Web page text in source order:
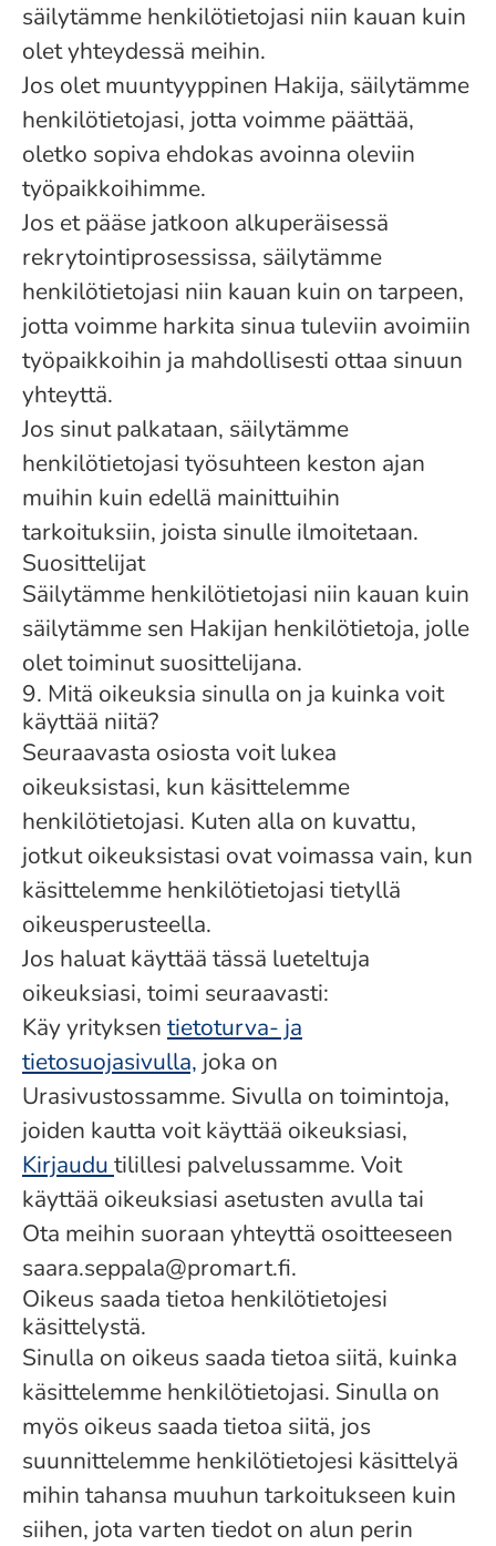
säilytämme henkilötietojasi niin kauan kuin
olet yhteydessä meihin.
Jos olet muuntyyppinen Hakija, säilytämme
henkilötietojasi, jotta voimme päättää,
oletko sopiva ehdokas avoinna oleviin
työpaikkoihimme.
Jos et pääse jatkoon alkuperäisessä
rekrytointiprosessissa, säilytämme
henkilötietojasi niin kauan kuin on tarpeen,
jotta voimme harkita sinua tuleviin avoimiin
työpaikkoihin ja mahdollisesti ottaa sinuun
yhteyttä.
Jos sinut palkataan, säilytämme
henkilötietojasi työsuhteen keston ajan
muihin kuin edellä mainittuihin
tarkoituksiin, joista sinulle ilmoitetaan.
Suosittelijat
Säilytämme henkilötietojasi niin kauan kuin
säilytämme sen Hakijan henkilötietoja, jolle
olet toiminut suosittelijana.
9. Mitä oikeuksia sinulla on ja kuinka voit
käyttää niitä?
Seuraavasta osiosta voit lukea
oikeuksistasi, kun käsittelemme
henkilötietojasi. Kuten alla on kuvattu,
jotkut oikeuksistasi ovat voimassa vain, kun
käsittelemme henkilötietojasi tietyllä
oikeusperusteella.
Jos haluat käyttää tässä lueteltuja
oikeuksiasi, toimi seuraavasti:
Käy yrityksen tietoturva- ja
tietosuojasivulla, joka on
Urasivustossamme. Sivulla on toimintoja,
joiden kautta voit käyttää oikeuksiasi,
Kirjaudu tilillesi palvelussamme. Voit
käyttää oikeuksiasi asetusten avulla tai
Ota meihin suoraan yhteyttä osoitteeseen
saara.seppala@promart.fi.
Oikeus saada tietoa henkilötietojesi
käsittelystä.
Sinulla on oikeus saada tietoa siitä, kuinka
käsittelemme henkilötietojasi. Sinulla on
myös oikeus saada tietoa siitä, jos
suunnittelemme henkilötietojesi käsittelyä
mihin tahansa muuhun tarkoitukseen kuin
siihen, jota varten tiedot on alun perin